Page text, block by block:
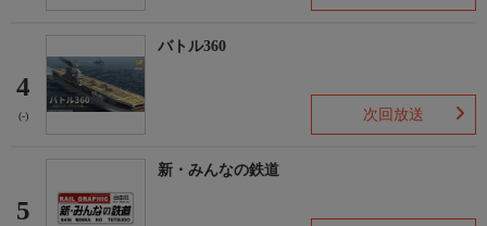
4
(-)
バトル360
次回放送
5
新・みんなの鉄道